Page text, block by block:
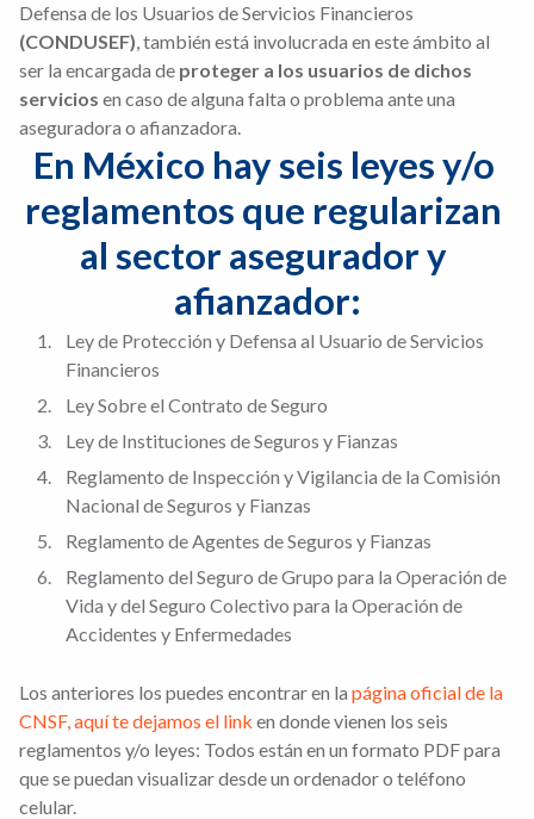
Defensa de los Usuarios de Servicios Financieros
(CONDUSEF), también está involucrada en este ámbito al
ser la encargada de proteger a los usuarios de dichos
servicios en caso de alguna falta o problema ante una
aseguradora o afianzadora.
En México hay seis leyes y/o
reglamentos que regularizan
al sector asegurador y
afianzador:
Ley de Protección y Defensa al Usuario de Servicios
Financieros
Ley Sobre el Contrato de Seguro
Ley de Instituciones de Seguros y Fianzas
Reglamento de Inspección y Vigilancia de la Comisión
Nacional de Seguros y Fianzas
Reglamento de Agentes de Seguros y Fianzas
Reglamento del Seguro de Grupo para la Operación de
Vida y del Seguro Colectivo para la Operación de
Accidentes y Enfermedades
Los anteriores los puedes encontrar en la página oficial de la
CNSF, aquí te dejamos el link en donde vienen los seis
reglamentos y/o leyes: Todos están en un formato PDF para
que se puedan visualizar desde un ordenador o teléfono
celular.